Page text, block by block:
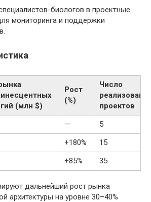
биологов в проектные
мониторинга и поддержки
(млн $)
Рост
(%)
Число
проектов
—
5
+180%
15
+85% 35
дальнейший рост рынка
архитектуры на уровне 30–40%